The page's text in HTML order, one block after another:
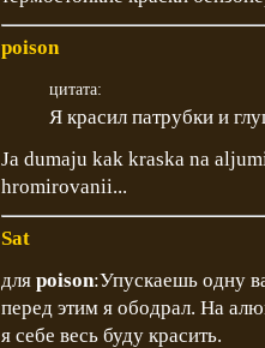
poison
цитата:
Я красил патрубки и
Ja dumaju kak kraska na
hromirovanii...
Sat
для poison:Упускаешь
перед этим я ободрал. На
я себе весь буду красить.